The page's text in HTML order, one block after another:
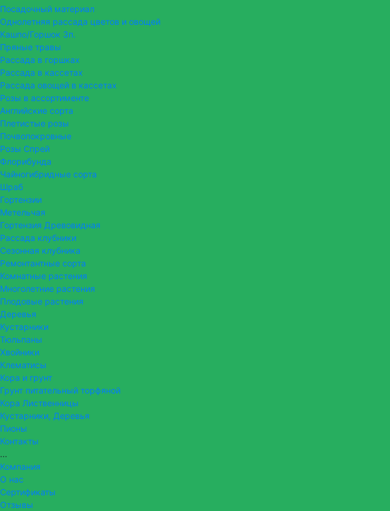
Посадочный материал
Однолетняя рассада цветов и овощей
Кашпо/Горшок 3п.
Пряные травы
Рассада в горшках
Рассада в кассетах
Рассада овощей в кассетах
Розы в ассортименте
Английские сорта
Плетистые розы
Почвопокровные
Розы Спрей
Флорибунда
Чайногибридные сорта
Шраб
Гортензии
Метельчая
Гортензия Древовидная
Рассада клубники
Сезонная клубника
Ремонтантные сорта
Комнатные растения
Многолетние растения
Плодовые растения
Деревья
Кустарники
Тюльпаны
Хвойники
Клематисы
Кора и грунт
Грунт питательный торфяной
Кора Лиственницы
Кустарники, Деревья
Пионы
Контакты
...
Компания
О нас
Сертификаты
Отзывы